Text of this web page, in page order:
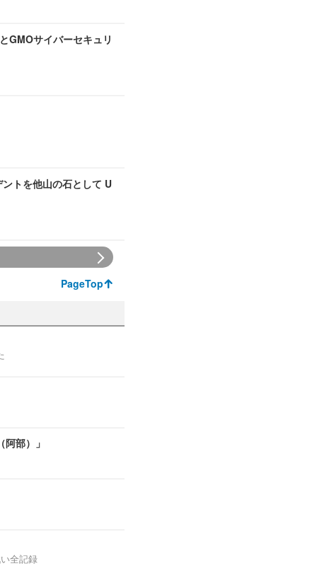
GMOサイバーセキュリ
トを他山の石として U
PageTop
部）」
全記録